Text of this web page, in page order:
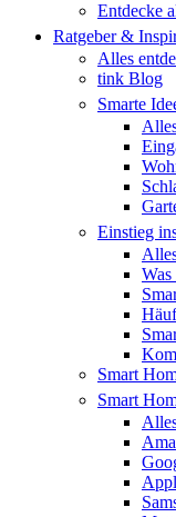
Entdecke
Ratgeber &
Alles
tink Blog
Smarte
Einstieg
Smart
Smart